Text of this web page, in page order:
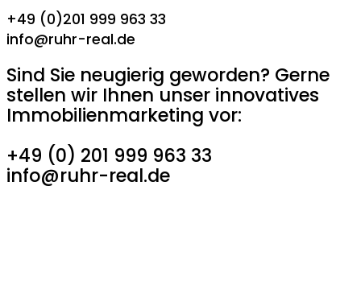
+49 (0)201 999 963 33
info@ruhr-real.de
Sind Sie neugierig geworden? Gerne
stellen wir Ihnen unser innovatives
Immobilienmarketing vor:
+49 (0) 201 999 963 33
info@ruhr-real.de